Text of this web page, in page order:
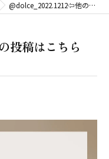
@dolce_2022.1212⇦他の投稿はこちらから
投稿はこちら